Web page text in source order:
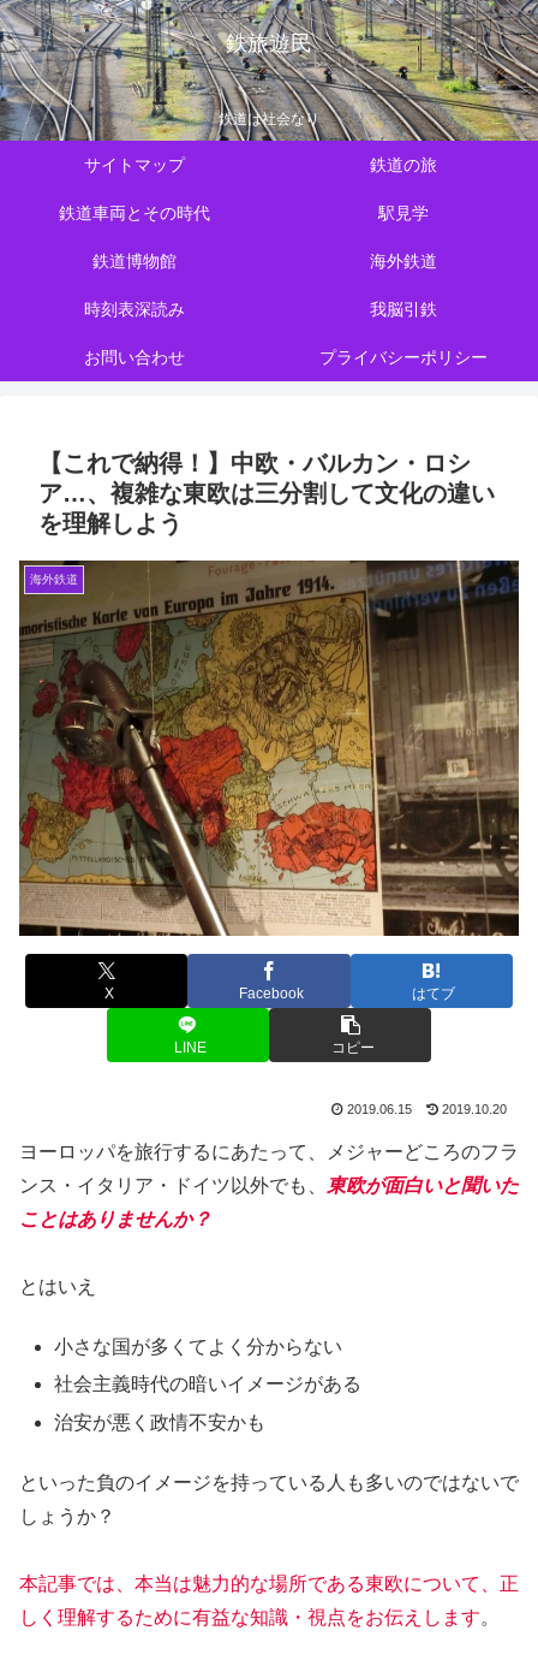
鉄旅遊民
鉄道は社会なり
サイトマップ 鉄道の旅
鉄道車両とその時代 駅見学
鉄道博物館 海外鉄道
時刻表深読み 我脳引鉄
お問い合わせ プライバシーポリシー
【これで納得！】中欧・バルカン・ロシ
ア…、複雑な東欧は三分割して文化の違い
を理解しよう
海外鉄道
X Facebook はてブ
LINE コピー
2019.06.15 2019.10.20
ヨーロッパを旅行するにあたって、メジャーどころのフラ
ンス・イタリア・ドイツ以外でも、
東欧が面白いと聞いた
ことはありませんか？
とはいえ
小さな国が多くてよく分からない
社会主義時代の暗いイメージがある
治安が悪く政情不安かも
といった負のイメージを持っている人も多いのではないで
しょうか？
本記事では、本当は魅力的な場所である東欧について、正
しく理解するために有益な知識・視点をお伝えします。